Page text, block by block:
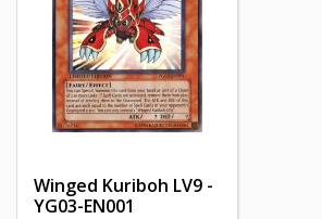
Winged Kuriboh LV9 -
YG03-EN001